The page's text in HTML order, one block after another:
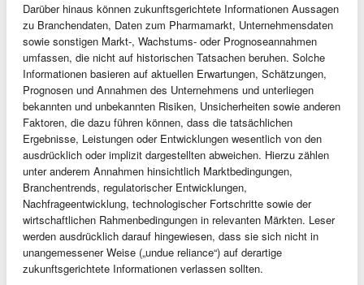
Darüber hinaus können zukunftsgerichtete Informationen Aussagen
zu Branchendaten, Daten zum Pharmamarkt, Unternehmensdaten
sowie sonstigen Markt-, Wachstums- oder Prognoseannahmen
umfassen, die nicht auf historischen Tatsachen beruhen. Solche
Informationen basieren auf aktuellen Erwartungen, Schätzungen,
Prognosen und Annahmen des Unternehmens und unterliegen
bekannten und unbekannten Risiken, Unsicherheiten sowie anderen
Faktoren, die dazu führen können, dass die tatsächlichen
Ergebnisse, Leistungen oder Entwicklungen wesentlich von den
ausdrücklich oder implizit dargestellten abweichen. Hierzu zählen
unter anderem Annahmen hinsichtlich Marktbedingungen,
Branchentrends, regulatorischer Entwicklungen,
Nachfrageentwicklung, technologischer Fortschritte sowie der
wirtschaftlichen Rahmenbedingungen in relevanten Märkten. Leser
werden ausdrücklich darauf hingewiesen, dass sie sich nicht in
unangemessener Weise („undue reliance“) auf derartige
zukunftsgerichtete Informationen verlassen sollten.